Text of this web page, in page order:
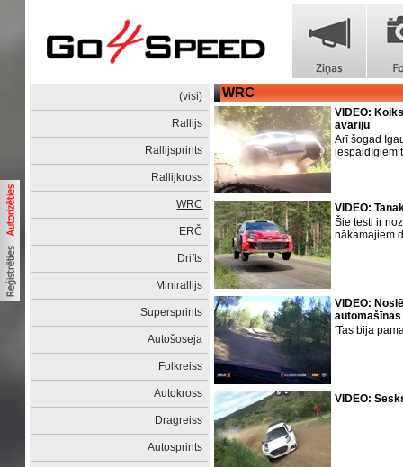
(visi)
Rallijs
Rallijsprints
Rallijkross
WRC
ERČ
Drifts
Minirallijs
Supersprints
Autošoseja
Folkreiss
Autokross
Dragreiss
Autosprints
WRC
VIDEO:
avāriju
Arī šogad
iespaidīgiem
VIDEO:
Šie testi ir
nākamajiem
VIDEO:
'Tas bija
VIDEO: